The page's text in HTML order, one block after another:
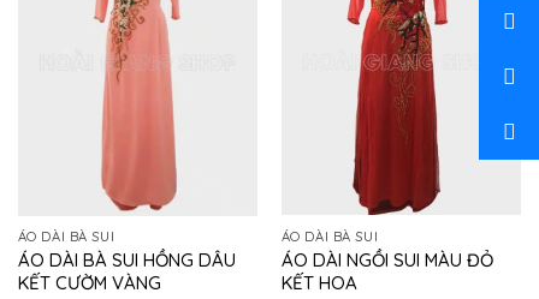
ÁO DÀI BÀ SUI
ÁO DÀI BÀ SUI HỒNG DÂU
KẾT CƯỜM VÀNG
ÁO DÀI BÀ SUI
ÁO DÀI NGỒI SUI MÀU ĐỎ
KẾT HOA